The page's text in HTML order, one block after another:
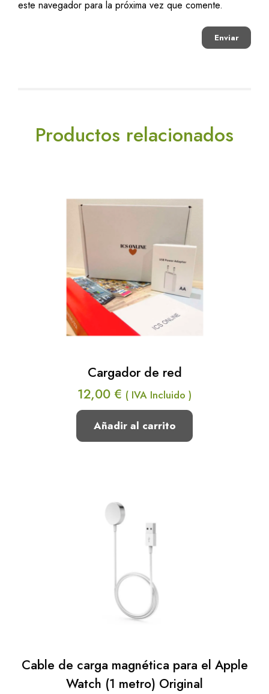
este navegador para la próxima vez que comente.
Productos relacionados
Cargador de red
12,00 € ( IVA Incluido )
Añadir al carrito
Cable de carga magnética para el Apple
Watch (1 metro) Original